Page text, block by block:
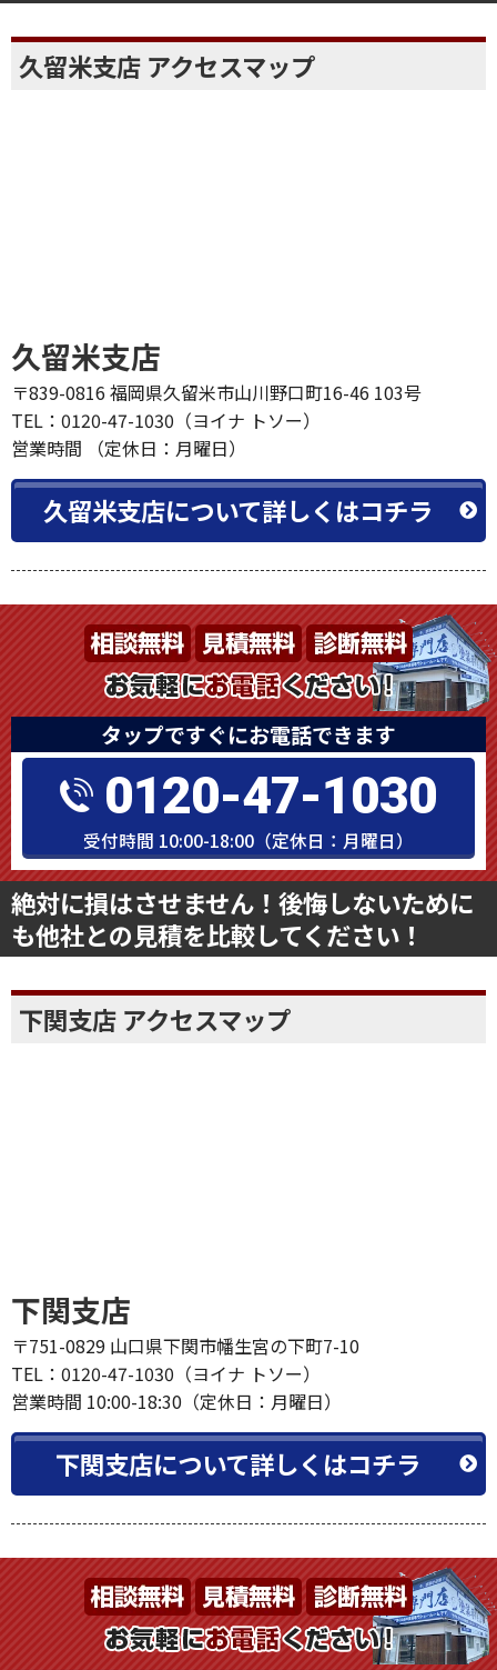
久留米支店 アクセスマップ
久留米支店
〒839-0816 福岡県久留米市山川野口町16-46 103号
TEL：0120-47-1030（ヨイナ トソー）
営業時間 （定休日：月曜日）
久留米支店について詳しくはコチラ
タップですぐにお電話できます
0120-47-1030
受付時間 10:00-18:00（定休日：月曜日）
絶対に損はさせません！後悔しないために
も他社との見積を比較してください！
下関支店 アクセスマップ
下関支店
〒751-0829 山口県下関市幡生宮の下町7-10
TEL：0120-47-1030（ヨイナ トソー）
営業時間 10:00-18:30（定休日：月曜日）
下関支店について詳しくはコチラ